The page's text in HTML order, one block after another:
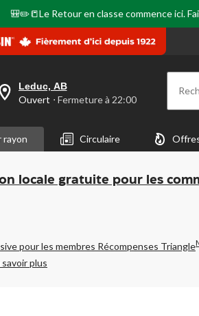
🎒✏️📒Le Retour en classe commence ici.
votre
pour
Leduc, AB
Ouvert ⋅ Fermeture à 22:00
rayon Circulaire
locale gratuite pour les
pour les membres Récompenses Triangle
savoir plus